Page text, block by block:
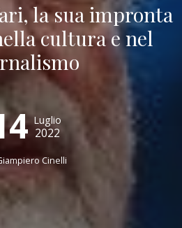
la sua impronta
cultura e nel
Luglio
2022
Cinelli